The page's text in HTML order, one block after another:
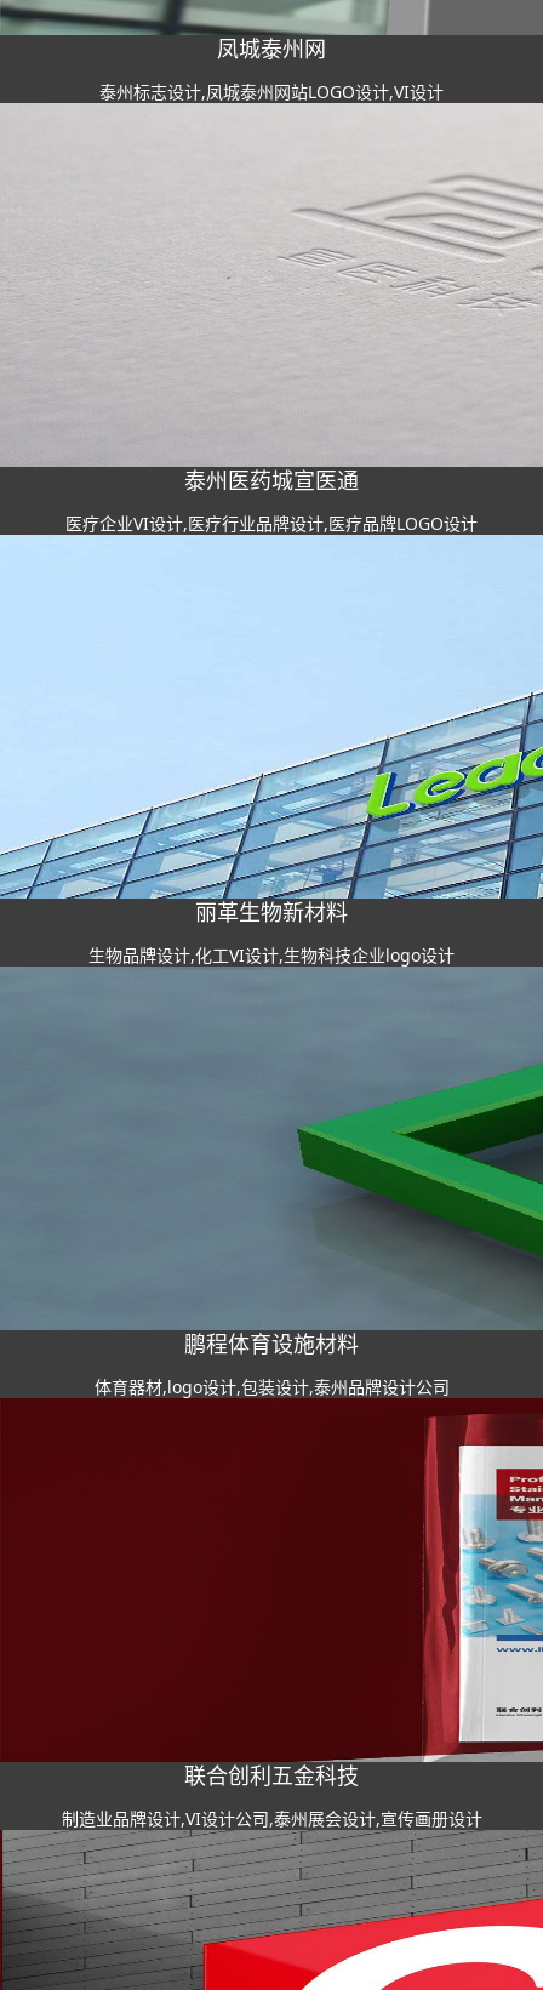
凤城泰州网
泰州标志设计,凤城泰州网站LOGO设计,VI设计
泰州医药城宣医通
医疗企业VI设计,医疗行业品牌设计,医疗品牌LOGO设计
丽革生物新材料
生物品牌设计,化工VI设计,生物科技企业logo设计
鹏程体育设施材料
体育器材,logo设计,包装设计,泰州品牌设计公司
联合创利五金科技
制造业品牌设计,VI设计公司,泰州展会设计,宣传画册设计